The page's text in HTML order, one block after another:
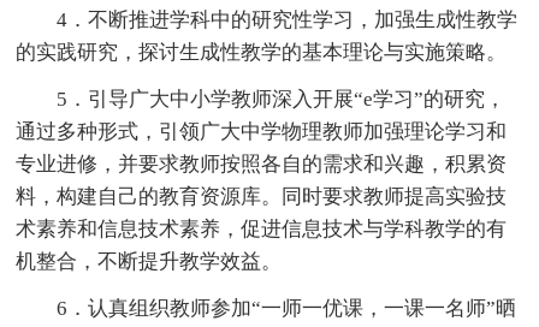
4．不断推进学科中的研究性学习，加强生成性教学
的实践研究，探讨生成性教学的基本理论与实施策略。
5．引导广大中小学教师深入开展“e学习”的研究，
通过多种形式，引领广大中学物理教师加强理论学习和
专业进修，并要求教师按照各自的需求和兴趣，积累资
料，构建自己的教育资源库。同时要求教师提高实验技
术素养和信息技术素养，促进信息技术与学科教学的有
机整合，不断提升教学效益。
6．认真组织教师参加“一师一优课，一课一名师”晒